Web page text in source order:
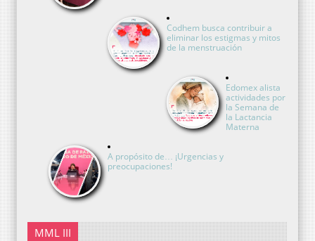
Codhem busca contribuir a
eliminar los estigmas y mitos
de la menstruación
Edomex alista
actividades por
la Semana de
la Lactancia
Materna
A propósito de… ¡Urgencias y
preocupaciones!
MML III